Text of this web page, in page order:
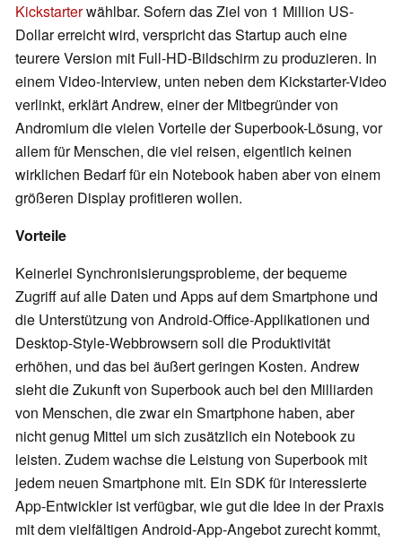
Kickstarterwählbar. Sofern das Ziel von 1 Million US-
Dollar erreicht wird, verspricht das Startup auch eine
teurere Version mit Full-HD-Bildschirm zu produzieren. In
einem Video-Interview, unten neben dem Kickstarter-Video
verlinkt, erklärt Andrew, einer der Mitbegründer von
Andromium die vielen Vorteile der Superbook-Lösung, vor
allem für Menschen, die viel reisen, eigentlich keinen
wirklichen Bedarf für ein Notebook haben aber von einem
größeren Display profitieren wollen.
Vorteile
Keinerlei Synchronisierungsprobleme, der bequeme
Zugriff auf alle Daten und Apps auf dem Smartphone und
die Unterstützung von Android-Office-Applikationen und
Desktop-Style-Webbrowsern soll die Produktivität
erhöhen, und das bei äußert geringen Kosten. Andrew
sieht die Zukunft von Superbook auch bei den Milliarden
von Menschen, die zwar ein Smartphone haben, aber
nicht genug Mittel um sich zusätzlich ein Notebook zu
leisten. Zudem wachse die Leistung von Superbook mit
jedem neuen Smartphone mit. Ein SDK für interessierte
App-Entwickler ist verfügbar, wie gut die Idee in der Praxis
mit dem vielfältigen Android-App-Angebot zurecht kommt,